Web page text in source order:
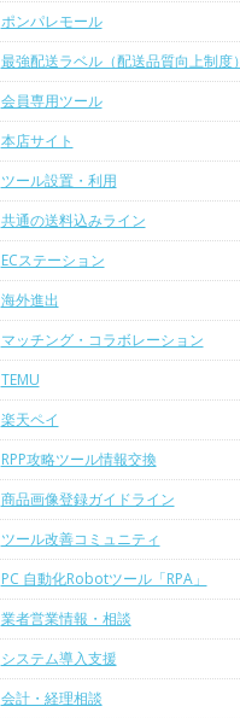
ポンパレモール
最強配送ラベル（配送品質向上制度）
会員専用ツール
本店サイト
ツール設置・利用
共通の送料込みライン
ECステーション
海外進出
マッチング・コラボレーション
TEMU
楽天ペイ
RPP攻略ツール情報交換
商品画像登録ガイドライン
ツール改善コミュニティ
PC 自動化Robotツール「RPA」
業者営業情報・相談
システム導入支援
会計・経理相談